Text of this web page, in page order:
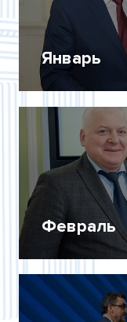
Январь
Февраль